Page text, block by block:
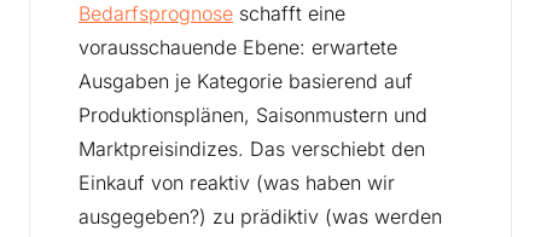
Bedarfsprognose schafft eine
vorausschauende Ebene: erwartete
Ausgaben je Kategorie basierend auf
Produktionsplänen, Saisonmustern und
Marktpreisindizes. Das verschiebt den
Einkauf von reaktiv (was haben wir
ausgegeben?) zu prädiktiv (was werden